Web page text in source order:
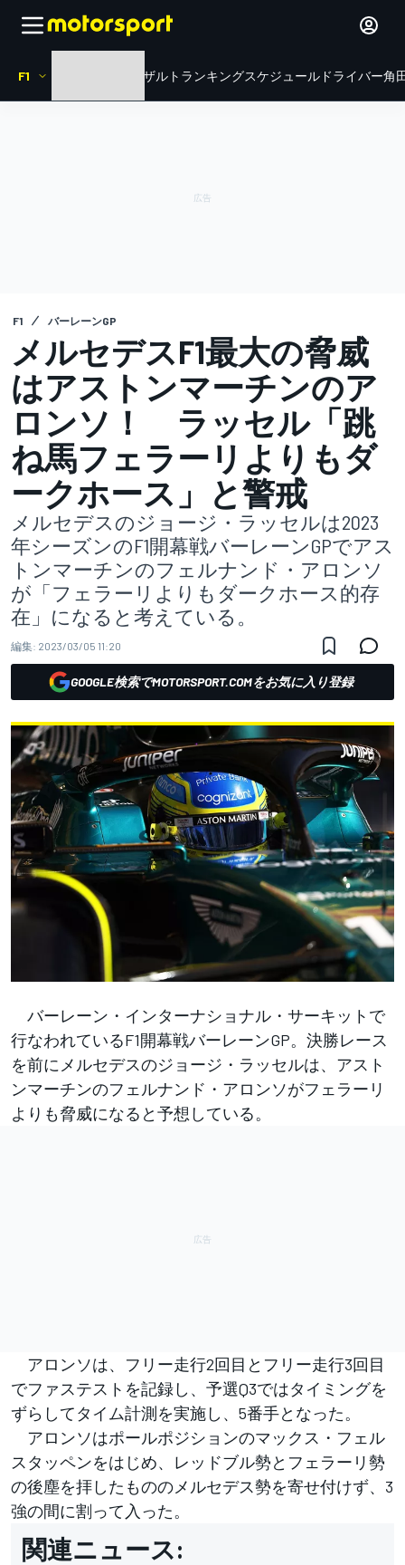
F1 リザルト ランキングスケジュール ドライバー角
F1 バーレーンGP
メルセデスF1最大の脅威
はアストンマーチンのア
ロンソ！ ラッセル「跳
ね馬フェラーリよりもダ
ークホース」と警戒
メルセデスのジョージ・ラッセルは2023
年シーズンのF1開幕戦バーレーンGPでアス
トンマーチンのフェルナンド・アロンソ
が「フェラーリよりもダークホース的存
在」になると考えている。
編集: 2023/03/05 11:20
GOOGLE検索でMOTORSPORT.COMをお気に入り登録
バーレーン・インターナショナル・サーキットで
行なわれているF1開幕戦バーレーンGP。決勝レース
を前にメルセデスのジョージ・ラッセルは、アスト
ンマーチンのフェルナンド・アロンソがフェラーリ
よりも脅威になると予想している。
アロンソは、フリー走行2回目とフリー走行3回目
でファステストを記録し、予選Q3ではタイミングを
ずらしてタイム計測を実施し、5番手となった。
アロンソはポールポジションのマックス・フェル
スタッペンをはじめ、レッドブル勢とフェラーリ勢
の後塵を拝したもののメルセデス勢を寄せ付けず、3
強の間に割って入った。
関連ニュース: